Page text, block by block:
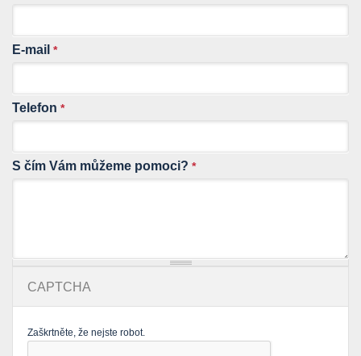
E-mail *
Telefon *
S čím Vám můžeme pomoci? *
CAPTCHA
Zaškrtněte, že nejste robot.